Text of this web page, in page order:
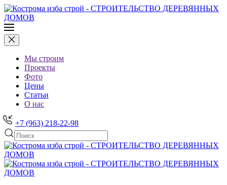
Мы строим
Проекты
Фото
Цены
Статьи
О нас
+7 (963) 218-22-98